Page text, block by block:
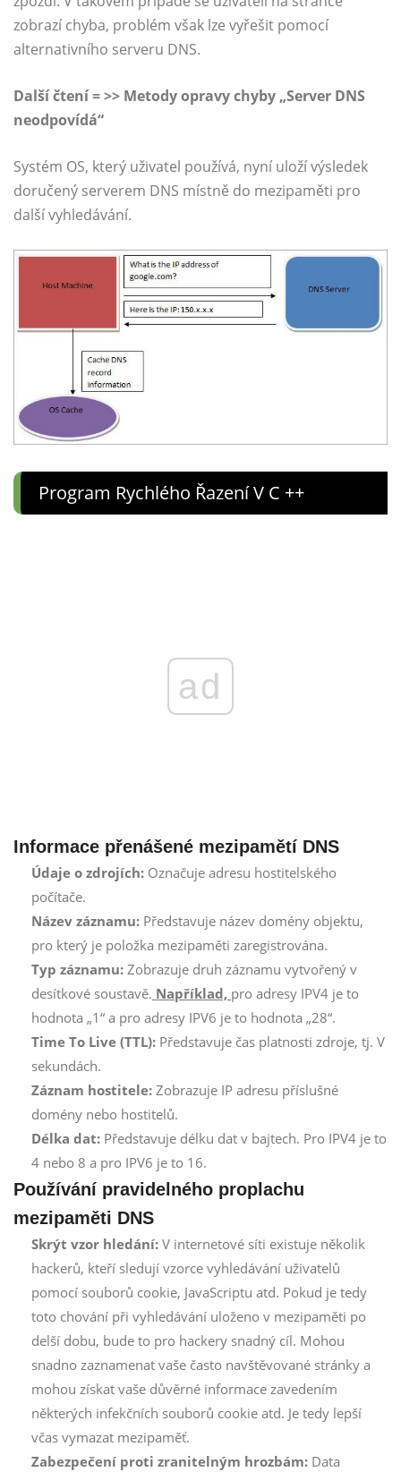
zobrazí chyba, problém však lze vyřešit pomocí
alternativního serveru DNS.
Další čtení = >> Metody opravy chyby „Server DNS
neodpovídá“
Systém OS, který uživatel používá, nyní uloží výsledek
doručený serverem DNS místně do mezipaměti pro
další vyhledávání.
Program Rychlého Řazení V C ++
ad
Informace přenášené mezipamětí DNS
Údaje o zdrojích: Označuje adresu hostitelského
počítače.
Název záznamu: Představuje název domény objektu,
pro který je položka mezipaměti zaregistrována.
Typ záznamu: Zobrazuje druh záznamu vytvořený v
desítkové soustavě. Například, pro adresy IPV4 je to
hodnota „1“ a pro adresy IPV6 je to hodnota „28“.
Time To Live (TTL): Představuje čas platnosti zdroje, tj. V
sekundách.
Záznam hostitele: Zobrazuje IP adresu příslušné
domény nebo hostitelů.
Délka dat: Představuje délku dat v bajtech. Pro IPV4 je to
4 nebo 8 a pro IPV6 je to 16.
Používání pravidelného proplachu
mezipaměti DNS
Skrýt vzor hledání: V internetové síti existuje několik
hackerů, kteří sledují vzorce vyhledávání uživatelů
pomocí souborů cookie, JavaScriptu atd. Pokud je tedy
toto chování při vyhledávání uloženo v mezipaměti po
delší dobu, bude to pro hackery snadný cíl. Mohou
snadno zaznamenat vaše často navštěvované stránky a
mohou získat vaše důvěrné informace zavedením
některých infekčních souborů cookie atd. Je tedy lepší
včas vymazat mezipaměť.
Zabezpečení proti zranitelným hrozbám: Data